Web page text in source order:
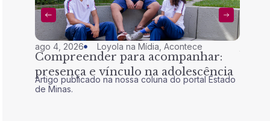
ago 4, 2026 Loyola na Mídia ,Acontece
Compreender para acompanhar:
presença e vínculo na adolescência
Artigo publicado na nossa coluna do portal Estado
de Minas.